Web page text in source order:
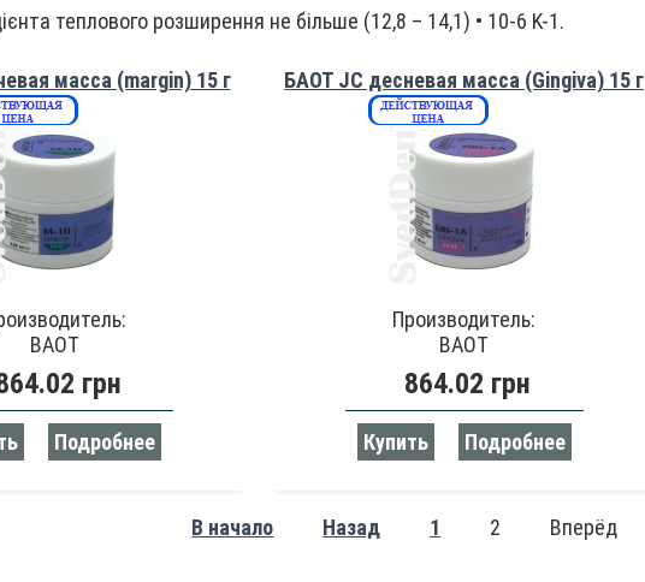
теплового розширення не більше (12,8 – 14,1) • 10-6 K-1.
масса (margin) 15 г
BAOT
грн
Подробнее
БАОТ JC десневая масса (Gingiva) 15 г
Производитель:
BAOT
864.02 грн
Купить Подробнее
В начало Назад 1 2 Вперёд